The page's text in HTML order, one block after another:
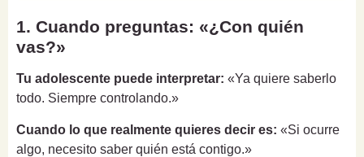
1. Cuando preguntas: «¿Con quién
vas?»
Tu adolescente puede interpretar: «Ya quiere saberlo
todo. Siempre controlando.»
Cuando lo que realmente quieres decir es: «Si ocurre
algo, necesito saber quién está contigo.»